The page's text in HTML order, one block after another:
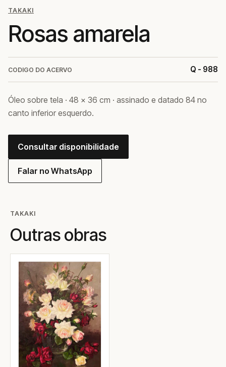
TAKAKI
Rosas amarela
CODIGO DO ACERVO Q - 988
Óleo sobre tela · 48 × 36 cm · assinado e datado 84 no
canto inferior esquerdo.
Consultar disponibilidade
Falar no WhatsApp
TAKAKI
Outras obras